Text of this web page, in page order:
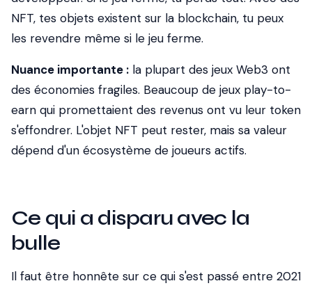
NFT, tes objets existent sur la blockchain, tu peux
les revendre même si le jeu ferme.
Nuance importante : la plupart des jeux Web3 ont
des économies fragiles. Beaucoup de jeux play-to-
earn qui promettaient des revenus ont vu leur token
s'effondrer. L'objet NFT peut rester, mais sa valeur
dépend d'un écosystème de joueurs actifs.
Ce qui a disparu avec la
bulle
Il faut être honnête sur ce qui s'est passé entre 2021